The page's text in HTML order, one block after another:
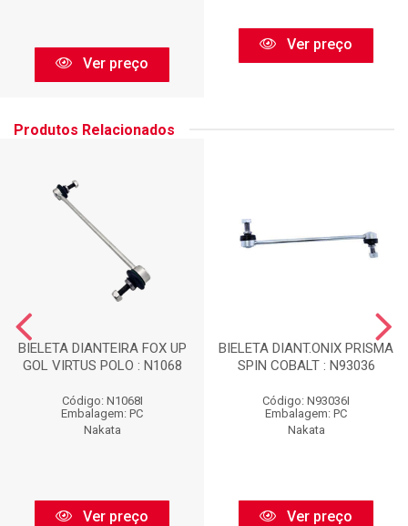
Ver preço
Ver preço
Produtos Relacionados
BIELETA DIANTEIRA FOX UP
GOL VIRTUS POLO : N1068
Código: N1068I
Embalagem: PC
Nakata
Ver preço
BIELETA DIANT.ONIX PRISMA
SPIN COBALT : N93036
Código: N93036I
Embalagem: PC
Nakata
Ver preço